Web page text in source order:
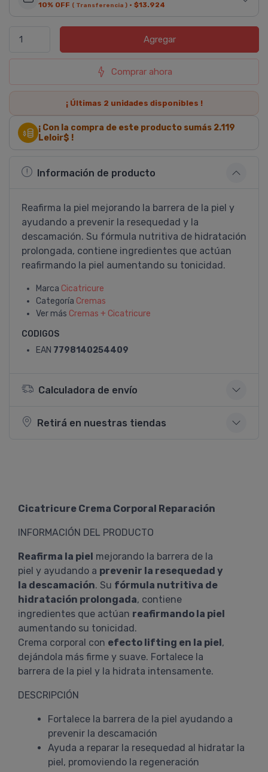
10% OFF ( Transferencia ) · $13.924
Agregar
Comprar ahora
¡ Últimas 2 unidades disponibles !
¡ Con la compra de este producto sumás 2.119
Leloir$ !
Información de producto
Reafirma la piel mejorando la barrera de la piel y
ayudando a prevenir la resequedad y la
descamación. Su fórmula nutritiva de hidratación
prolongada, contiene ingredientes que actúan
reafirmando la piel aumentando su tonicidad.
Marca Cicatricure
Categoría Cremas
Ver más Cremas + Cicatricure
CODIGOS
EAN 7798140254409
Calculadora de envío
Retirá en nuestras tiendas
Cicatricure Crema Corporal Reparación
INFORMACIÓN DEL PRODUCTO
Reafirma la piel mejorando la barrera de la
piel y ayudando a prevenir la resequedad y
la descamación. Su fórmula nutritiva de
hidratación prolongada, contiene
ingredientes que actúan reafirmando la piel
aumentando su tonicidad.
Crema corporal con efecto lifting en la piel,
dejándola más firme y suave. Fortalece la
barrera de la piel y la hidrata intensamente.
DESCRIPCIÓN
Fortalece la barrera de la piel ayudando a
prevenir la descamación
Ayuda a reparar la resequedad al hidratar la
piel, promoviendo la regeneración